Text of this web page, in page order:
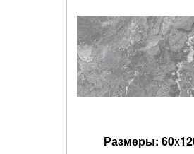
Размеры: 60x